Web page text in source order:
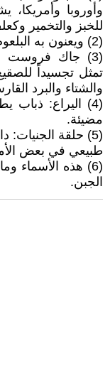
وأوروبا وأمريكا،
للخبز والتخمير
(2) ويعنون به البلعوم.
(3) جاك فروست
تمثل تجسيداً
والشتاء والبرد
(4) اليراع: ذباب
مضيئة.
(5) حلقة
طبيعي في بعض
(6) هذه الأسماء
الجبن.